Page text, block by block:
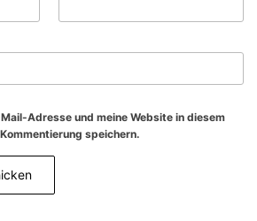
Adresse und meine Website in diesem
speichern.